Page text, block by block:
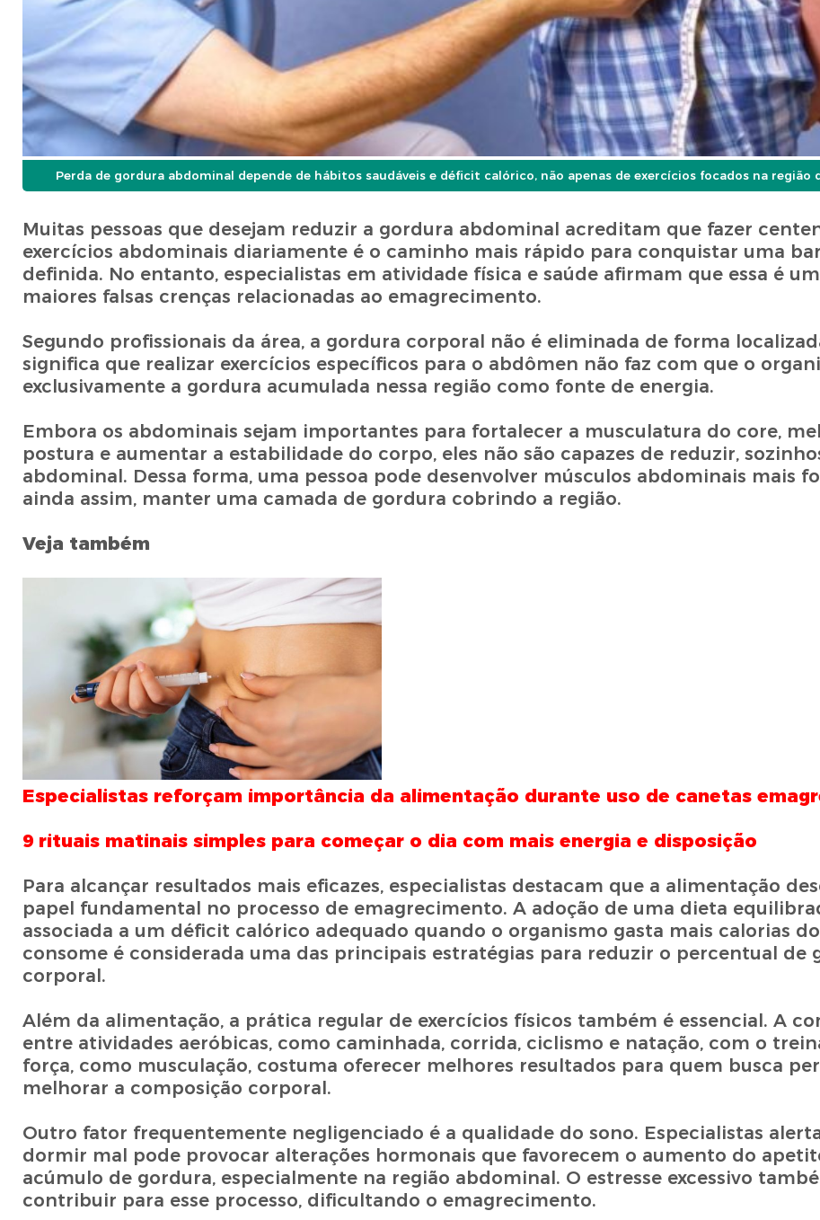
Perda de gordura abdominal depende de hábitos saudáveis e déficit calórico, não apenas de exercícios focados na região
Muitas pessoas que desejam reduzir a gordura abdominal acreditam que fazer
exercícios abdominais diariamente é o caminho mais rápido para conquistar uma
definida. No entanto, especialistas em atividade física e saúde afirmam que essa é
maiores falsas crenças relacionadas ao emagrecimento.
Segundo profissionais da área, a gordura corporal não é eliminada de forma
significa que realizar exercícios específicos para o abdômen não faz com que o
exclusivamente a gordura acumulada nessa região como fonte de energia.
Embora os abdominais sejam importantes para fortalecer a musculatura do core,
postura e aumentar a estabilidade do corpo, eles não são capazes de reduzir,
abdominal. Dessa forma, uma pessoa pode desenvolver músculos abdominais mais
ainda assim, manter uma camada de gordura cobrindo a região.
Veja também
Especialistas reforçam importância da alimentação durante uso de canetas
9 rituais matinais simples para começar o dia com mais energia e disposição
Para alcançar resultados mais eficazes, especialistas destacam que a alimentação
papel fundamental no processo de emagrecimento. A adoção de uma dieta
associada a um déficit calórico adequado quando o organismo gasta mais calorias
consome é considerada uma das principais estratégias para reduzir o percentual de
corporal.
Além da alimentação, a prática regular de exercícios físicos também é essencial. A
entre atividades aeróbicas, como caminhada, corrida, ciclismo e natação, com o
força, como musculação, costuma oferecer melhores resultados para quem busca
melhorar a composição corporal.
Outro fator frequentemente negligenciado é a qualidade do sono. Especialistas
dormir mal pode provocar alterações hormonais que favorecem o aumento do
acúmulo de gordura, especialmente na região abdominal. O estresse excessivo
contribuir para esse processo, dificultando o emagrecimento.